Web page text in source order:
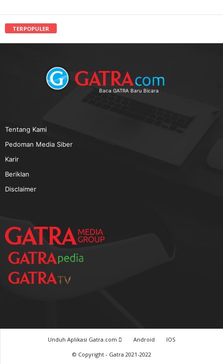
TERPOPULER
Baca GATRA Baru Bicara